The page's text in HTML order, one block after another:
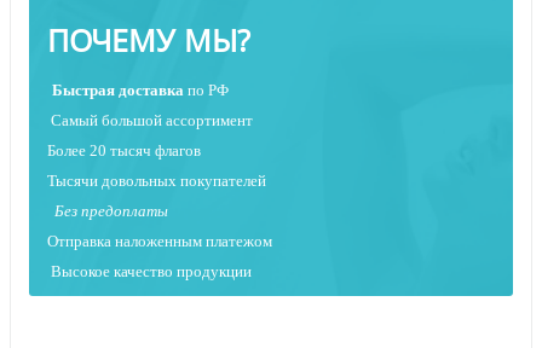
ПОЧЕМУ МЫ?
Быстрая доставка по РФ
Самый большой ассортимент
Более 20 тысяч флагов
Тысячи довольных покупателей
Без предоплаты
Отправка наложенным платежом
Высокое качество продукции